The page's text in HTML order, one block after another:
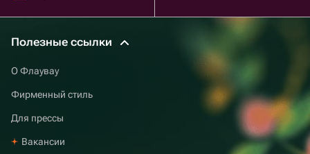
Полезные ссылки
О Флаувау
Фирменный стиль
Для прессы
Вакансии